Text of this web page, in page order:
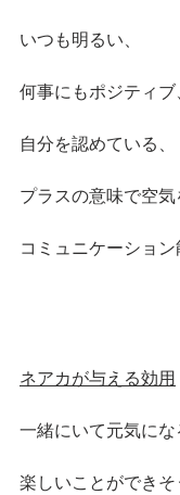
いつも明るい、
何事にもポジティブ
自分を認めている、
プラスの意味で空気
コミュニケーション
ネアカが与える効用
一緒にいて元気にな
楽しいことができそ